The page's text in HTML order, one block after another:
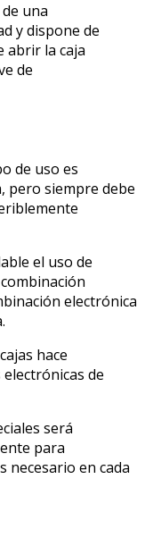
una
y dispone de
abrir la caja
de
de uso es
pero siempre debe
el uso de
electrónica
hace
de
será
para
necesario en cada